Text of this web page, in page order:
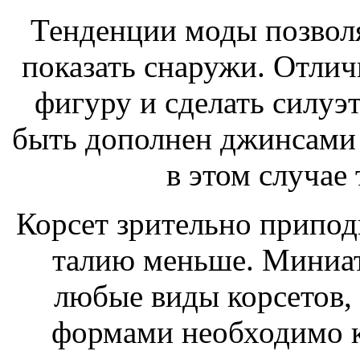
Тенденции моды
показать снаружи.
фигуру и сделать
быть дополнен
в этом
Корсет зрительно
талию меньше.
любые виды
формами необходимо